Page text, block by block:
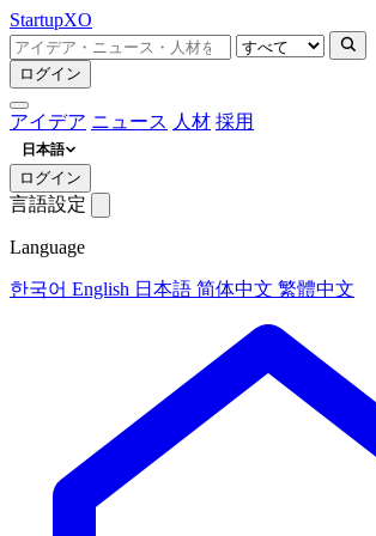
StartupXO
ログイン
アイデア ニュース 人材 採用
日本語
ログイン
言語設定
Language
한국어 English 日本語 简体中文 繁體中文